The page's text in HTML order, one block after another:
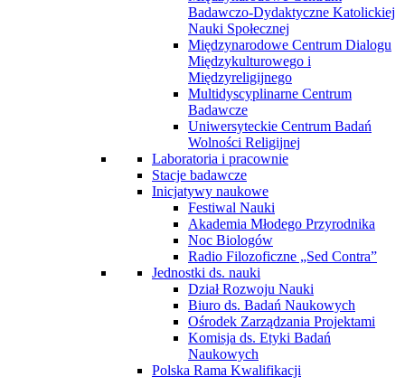
Badawczo-Dydaktyczne Katolickiej
Nauki Społecznej
Międzynarodowe Centrum Dialogu
Międzykulturowego i
Międzyreligijnego
Multidyscyplinarne Centrum
Badawcze
Uniwersyteckie Centrum Badań
Wolności Religijnej
Laboratoria i pracownie
Stacje badawcze
Inicjatywy naukowe
Festiwal Nauki
Akademia Młodego Przyrodnika
Noc Biologów
Radio Filozoficzne „Sed Contra”
Jednostki ds. nauki
Dział Rozwoju Nauki
Biuro ds. Badań Naukowych
Ośrodek Zarządzania Projektami
Komisja ds. Etyki Badań
Naukowych
Polska Rama Kwalifikacji